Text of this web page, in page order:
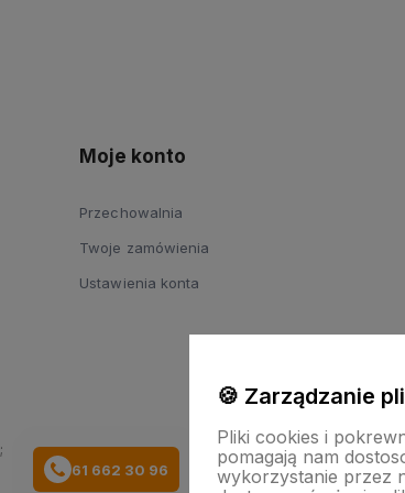
61 662 30 96
Moje konto
Przechowalnia
Twoje zamówienia
Ustawienia konta
;
🍪 Zarządzanie
Pliki cookies i
pomagają nam
wykorzystanie przez